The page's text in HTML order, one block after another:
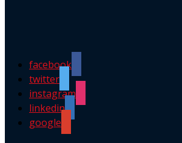
facebook
twitter
instagram
linkedin
google